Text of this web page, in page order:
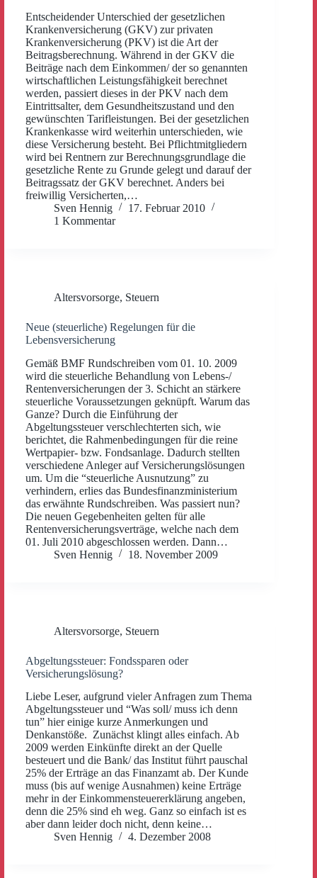
Entscheidender Unterschied der gesetzlichen
Krankenversicherung (GKV) zur privaten
Krankenversicherung (PKV) ist die Art der
Beitragsberechnung. Während in der GKV die
Beiträge nach dem Einkommen/ der so genannten
wirtschaftlichen Leistungsfähigkeit berechnet
werden, passiert dieses in der PKV nach dem
Eintrittsalter, dem Gesundheitszustand und den
gewünschten Tarifleistungen. Bei der gesetzlichen
Krankenkasse wird weiterhin unterschieden, wie
diese Versicherung besteht. Bei Pflichtmitgliedern
wird bei Rentnern zur Berechnungsgrundlage die
gesetzliche Rente zu Grunde gelegt und darauf der
Beitragssatz der GKV berechnet. Anders bei
freiwillig Versicherten,…
Sven Hennig
17. Februar 2010
1 Kommentar
Altersvorsorge, Steuern
Neue (steuerliche) Regelungen für die
Lebensversicherung
Gemäß BMF Rundschreiben vom 01. 10. 2009
wird die steuerliche Behandlung von Lebens-/
Rentenversicherungen der 3. Schicht an stärkere
steuerliche Voraussetzungen geknüpft. Warum das
Ganze? Durch die Einführung der
Abgeltungssteuer verschlechterten sich, wie
berichtet, die Rahmenbedingungen für die reine
Wertpapier- bzw. Fondsanlage. Dadurch stellten
verschiedene Anleger auf Versicherungslösungen
um. Um die “steuerliche Ausnutzung” zu
verhindern, erlies das Bundesfinanzministerium
das erwähnte Rundschreiben. Was passiert nun?
Die neuen Gegebenheiten gelten für alle
Rentenversicherungsverträge, welche nach dem
01. Juli 2010 abgeschlossen werden. Dann…
Sven Hennig
18. November 2009
Altersvorsorge, Steuern
Abgeltungssteuer: Fondssparen oder
Versicherungslösung?
Liebe Leser, aufgrund vieler Anfragen zum Thema
Abgeltungssteuer und “Was soll/ muss ich denn
tun” hier einige kurze Anmerkungen und
Denkanstöße. Zunächst klingt alles einfach. Ab
2009 werden Einkünfte direkt an der Quelle
besteuert und die Bank/ das Institut führt pauschal
25% der Erträge an das Finanzamt ab. Der Kunde
muss (bis auf wenige Ausnahmen) keine Erträge
mehr in der Einkommensteuererklärung angeben,
denn die 25% sind eh weg. Ganz so einfach ist es
aber dann leider doch nicht, denn keine…
Sven Hennig
4. Dezember 2008